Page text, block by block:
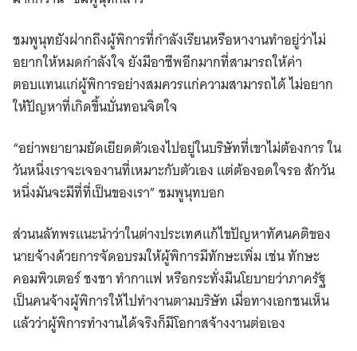
ชมพูนุทยังฝากถึงผู้พิการที่กำลังเรียนหรือหางานทำอยู่ว่าไม่
อยากให้หมดกำลังใจ ยังมีอาชีพอีกมากที่สามารถให้ค่า
ตอบแทนแก่ผู้พิการอย่างสมควรแก่ความสามารถได้ ไม่อยาก
ให้ปัญหาที่เกิดขึ้นบั่นทอนจิตใจ
“อย่าพยายามยัดเยียดตัวเองไปอยู่ในบริษัทที่เขาไม่ต้องการ ใน
วันหนึ่งเราจะเจองานที่เหมาะกับตัวเอง แต่ต้องอดใจรอ สักวัน
หนึ่งมันจะมีที่ที่เป็นของเรา” ชมพูนุทบอก
ส่วนนลัทพรแนะนำว่าในต่างประเทศแก้ไขปัญหาทัศนคติของ
นายจ้างด้วยการจัดอบรมให้ผู้พิการมีทักษะเพิ่ม เช่น ทักษะ
คอมพิวเตอร์ ชงชา ทำกาแฟ หรือกระทั่งมีนโยบายว่าภาครัฐ
เป็นคนจ้างผู้พิการให้ไปทำงานตามบริษัท เมื่อทางเอกชนเห็น
แล้วว่าผู้พิการทำงานได้จริงก็มีโอกาสจ้างงานต่อเอง